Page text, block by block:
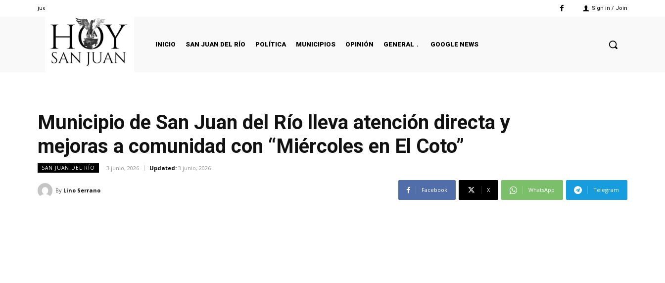
jueves, agosto 6, 2026 Sign in / Join
INICIO SAN JUAN DEL RÍO POLÍTICA MUNICIPIOS OPINIÓN GENERAL GOOGLE NEWS
Municipio de San Juan del Río lleva atención directa y
mejoras a comunidad con “Miércoles en El Coto”
SAN JUAN DEL RÍO 3 junio, 2026 Updated: 3 junio, 2026
By Lino Serrano Facebook X WhatsApp Telegram